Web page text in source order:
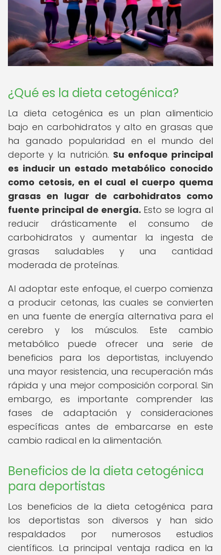
¿Qué es la dieta cetogénica?
La dieta cetogénica es un plan alimenticio
bajo en carbohidratos y alto en grasas que
ha ganado popularidad en el mundo del
deporte y la nutrición. Su enfoque principal
es inducir un estado metabólico conocido
como cetosis, en el cual el cuerpo quema
grasas en lugar de carbohidratos como
fuente principal de energía. Esto se logra al
reducir drásticamente el consumo de
carbohidratos y aumentar la ingesta de
grasas saludables y una cantidad
moderada de proteínas.
Al adoptar este enfoque, el cuerpo comienza
a producir cetonas, las cuales se convierten
en una fuente de energía alternativa para el
cerebro y los músculos. Este cambio
metabólico puede ofrecer una serie de
beneficios para los deportistas, incluyendo
una mayor resistencia, una recuperación más
rápida y una mejor composición corporal. Sin
embargo, es importante comprender las
fases de adaptación y consideraciones
específicas antes de embarcarse en este
cambio radical en la alimentación.
Beneficios de la dieta cetogénica
para deportistas
Los beneficios de la dieta cetogénica para
los deportistas son diversos y han sido
respaldados por numerosos estudios
científicos. La principal ventaja radica en la